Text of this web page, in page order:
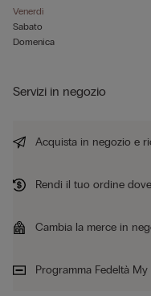
Venerdì
Sabato
Domenica
Servizi in negozio
Acquista in negozio e
Rendi il tuo ordine
Cambia la merce in
Programma Fedeltà My